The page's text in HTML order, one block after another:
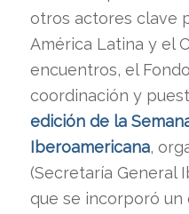
otros actores clave
América Latina y el
encuentros, el
coordinación y
edición de la
Iberoamericana,
(Secretaría General
que se incorporó